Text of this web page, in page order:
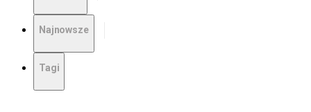
Najnowsze
Tagi